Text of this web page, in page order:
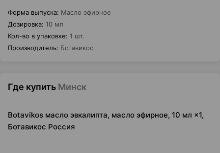
Форма выпуска: Масло эфирное
Дозировка: 10 мл
Кол-во в упаковке: 1 шт.
Производитель: Ботавикос
Где купить Минск
Botavikos масло эвкалипта, масло эфирное, 10 мл ×1,
Ботавикос Россия